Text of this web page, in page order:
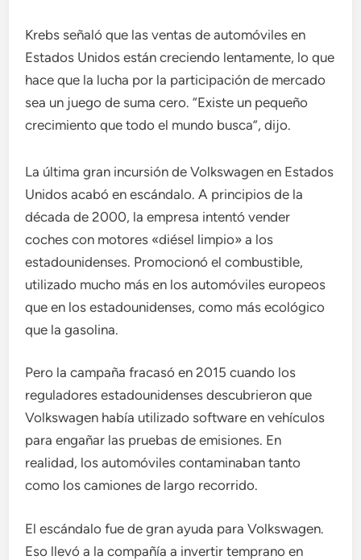
Krebs señaló que las ventas de automóviles en
Estados Unidos están creciendo lentamente, lo que
hace que la lucha por la participación de mercado
sea un juego de suma cero. “Existe un pequeño
crecimiento que todo el mundo busca”, dijo.
La última gran incursión de Volkswagen en Estados
Unidos acabó en escándalo. A principios de la
década de 2000, la empresa intentó vender
coches con motores «diésel limpio» a los
estadounidenses. Promocionó el combustible,
utilizado mucho más en los automóviles europeos
que en los estadounidenses, como más ecológico
que la gasolina.
Pero la campaña fracasó en 2015 cuando los
reguladores estadounidenses descubrieron que
Volkswagen había utilizado software en vehículos
para engañar las pruebas de emisiones. En
realidad, los automóviles contaminaban tanto
como los camiones de largo recorrido.
El escándalo fue de gran ayuda para Volkswagen.
Eso llevó a la compañía a invertir temprano en